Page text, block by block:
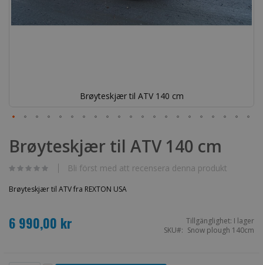
Brøyteskjær til ATV 140 cm
till
början
bildgalleriet
Brøyteskjær til ATV 140 cm
Bli först med att recensera denna produkt
Brøyteskjær til ATV fra REXTON USA
6 990,00 kr Tillgänglighet: I lager
SKU
Snow plough 140cm